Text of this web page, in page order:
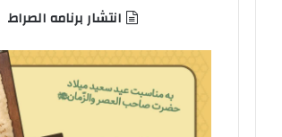
انتشار برنامه الصراط